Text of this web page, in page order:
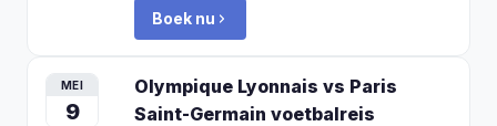
Boek nu
MEI
9
Olympique Lyonnais vs Paris
Saint-Germain voetbalreis